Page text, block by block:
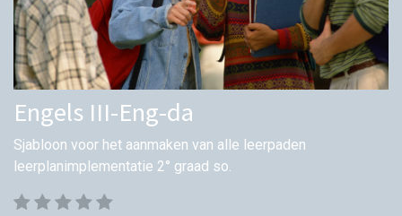
Engels III-Eng-da
Sjabloon voor het aanmaken van alle leerpaden
leerplanimplementatie 2° graad so.